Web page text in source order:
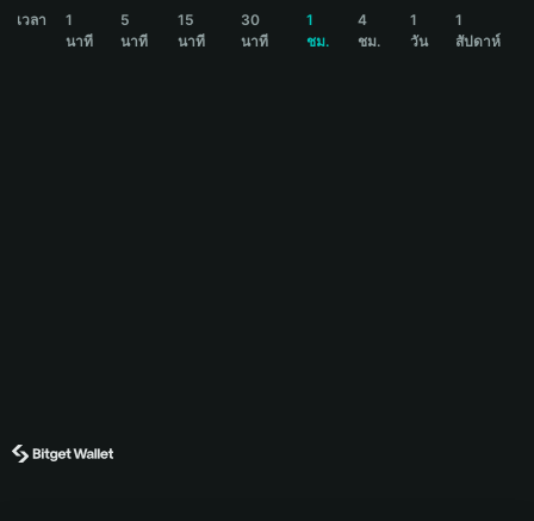
เวลา
1
นาที
5
นาที
15
นาที
30
นาที
1
ชม.
4
ชม.
1
วัน
1
สัปดาห์